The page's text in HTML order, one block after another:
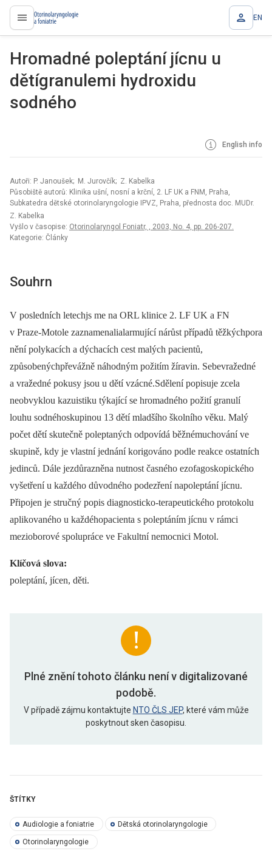
proLékaře.cz EN
Hromadné poleptání jícnu u
dětígranulemi hydroxidu
sodného
English info
Autoři: P. Janoušek; M. Jurovčík; Z. Kabelka
Působiště autorů: Klinika ušní, nosní a krční, 2. LF UK a FNM, Praha,
Subkatedra dětské otorinolaryngologie IPVZ, Praha, přednosta doc. MUDr.
Z. Kabelka
Vyšlo v časopise: Otorinolaryngol Foniatr, , 2003, No. 4, pp. 206-207.
Kategorie: Články
Souhrn
V posledních letechjs me na ORL klinice 2. LF UK a FN
v Praze-Motole zaznamenalialarmující nárůst případů těžkýchpora
nění polykacích a dýchacích cest malých pacientů,
způsobenýchpřevážně náhodným požitím žíravin. Sebevražedné
a vražedné pokusy jsou u dětí vzácné.Sdělení popisuje zcela
neobvyklou kazuistiku týkající se hromadného požití granulí
louhu sodnéhoskupinou 13 dětí mladšího školního věku. Malý
počet dětí skutečně poleptaných odpovídá běžnémuchování ve
skupině, kdy je vlastní jednání korigováno podle reakce ostatních
jedinců. Dále jezdůrazněna nutnost časného ezofagoskopického
vyšetření u každého důvodného podezření napoleptání jícnu.
Připojen je stručný popis diagnosticko-terapeutického protokolu
aplikovaného u každéhopacienta s poleptáním jícnu v rámci
mezioborové spolupráce ve Fakultní nemocnici Motol.
Klíčová slova:
poleptání, jícen, děti.
Plné znění tohoto článku není v digitalizované
podobě.
V případě zájmu kontaktujte NTO ČLS JEP, které vám může
poskytnout sken časopisu.
ŠTÍTKY
Audiologie a foniatrie Dětská otorinolaryngologie
Otorinolaryngologie